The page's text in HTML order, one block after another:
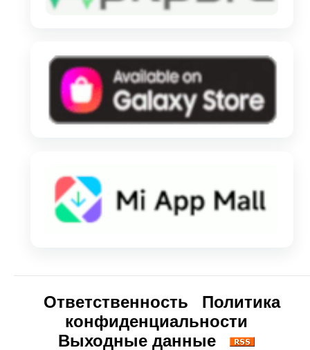
Ответственность
Политика
конфиденциальности
Выходные данные